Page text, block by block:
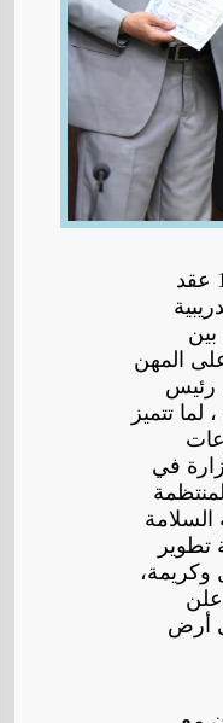
سلّم وزير العمل محمد جبران، ومحافظ كفر الشيخ اللواء د. علاء عبدالمعطي ، 15 عقد
تدريبية
المهن
رئيس
تتميز
في
السلامة
تطوير
وكريمة،
أرض